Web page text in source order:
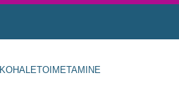
KOHALETOIMETAMINE